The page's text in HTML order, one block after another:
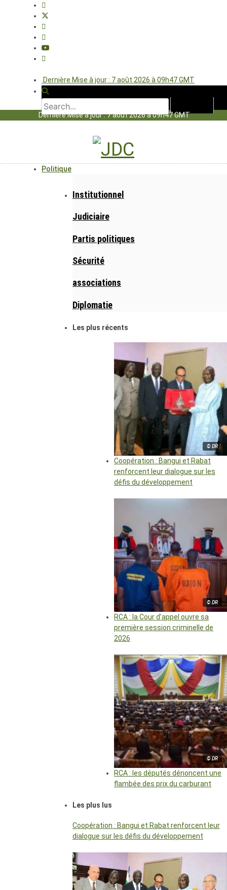
Dernière Mise à jour : 7 août 2026 à 09h47 GMT
Dernière Mise à jour : 7 août 2026 à 09h47 GMT
Politique
Institutionnel
Judiciaire
Partis politiques
Sécurité
associations
Diplomatie
Les plus récents
© DR
Coopération : Bangui et Rabat
renforcent leur dialogue sur les
défis du développement
© DR
RCA : la Cour d’appel ouvre sa
première session criminelle de
2026
© DR
RCA : les députés dénoncent une
flambée des prix du carburant
Les plus lus
Coopération : Bangui et Rabat renforcent leur
dialogue sur les défis du développement